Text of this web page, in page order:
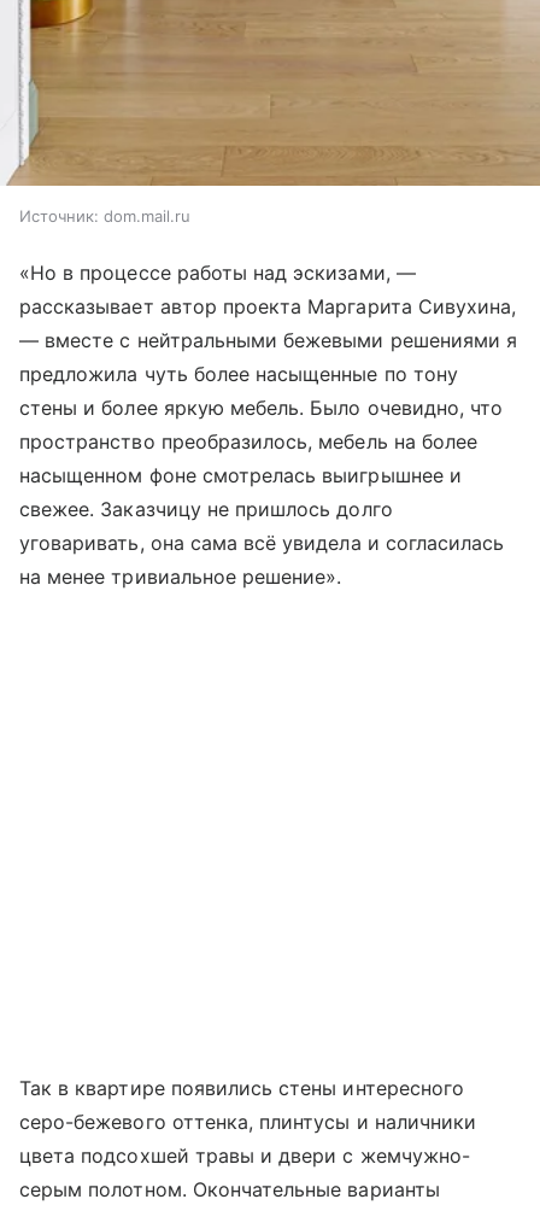
Источник: dom.mail.ru
«Но в процессе работы над эскизами, —
рассказывает автор проекта Маргарита Сивухина,
— вместе с нейтральными бежевыми решениями я
предложила чуть более насыщенные по тону
стены и более яркую мебель. Было очевидно, что
пространство преобразилось, мебель на более
насыщенном фоне смотрелась выигрышнее и
свежее. Заказчицу не пришлось долго
уговаривать, она сама всё увидела и согласилась
на менее тривиальное решение».
Так в квартире появились стены интересного
серо-бежевого оттенка, плинтусы и наличники
цвета подсохшей травы и двери с жемчужно-
серым полотном. Окончательные варианты